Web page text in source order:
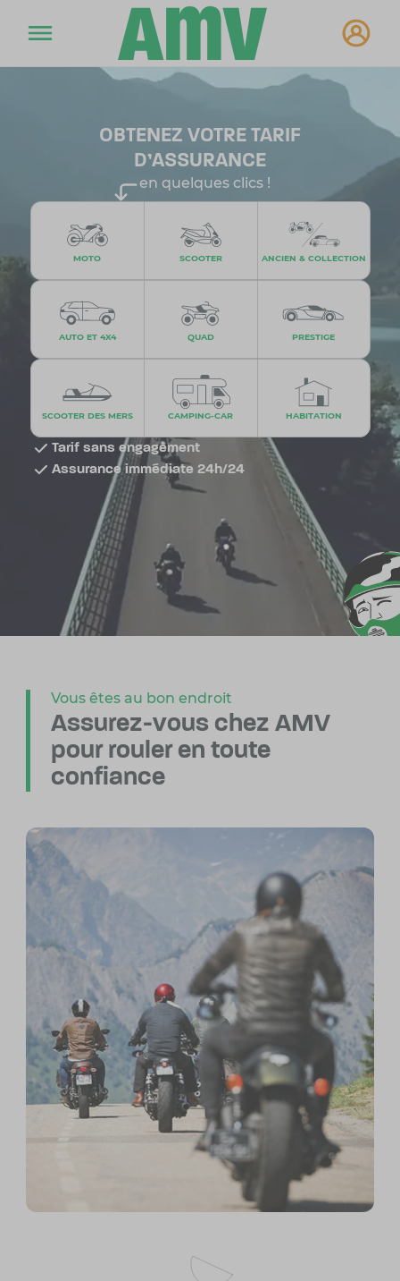
OBTENEZ VOTRE TARIF
D'ASSURANCE
en quelques clics !
MOTO SCOOTER ANCIEN & COLLECTION
AUTO ET 4X4 QUAD PRESTIGE
SCOOTER DES MERS CAMPING-CAR HABITATION
Tarif sans engagement
Assurance immédiate 24h/24
Vous êtes au bon endroit
Assurez-vous chez AMV
pour rouler en toute
confiance